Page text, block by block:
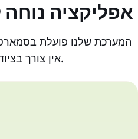
אפליקציה
המערכת שלנו פועלת
web. אין צורך בציוד נוסף.